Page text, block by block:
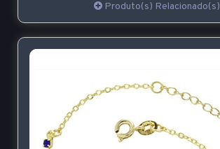
Produto(s) Relacionado(s)